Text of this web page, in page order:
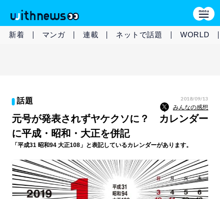
新着 マンガ 連載 ネットで話題 WORLD
話題 2018/09/13
みんなの感想
元号が発表されずヤケクソに？ カレンダー
に平成・昭和・大正を併記
「平成31 昭和94 大正108」と表記しているカレンダーがあります。